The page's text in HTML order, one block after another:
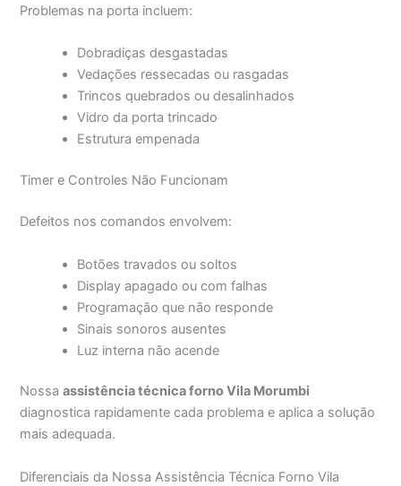
Problemas na porta incluem:
Dobradiças desgastadas
Vedações ressecadas ou rasgadas
Trincos quebrados ou desalinhados
Vidro da porta trincado
Estrutura empenada
Timer e Controles Não Funcionam
Defeitos nos comandos envolvem:
Botões travados ou soltos
Display apagado ou com falhas
Programação que não responde
Sinais sonoros ausentes
Luz interna não acende
Nossaassistência técnica forno Vila Morumbi
diagnostica rapidamente cada problema e aplica a solução
mais adequada.
Diferenciais da Nossa Assistência Técnica Forno Vila